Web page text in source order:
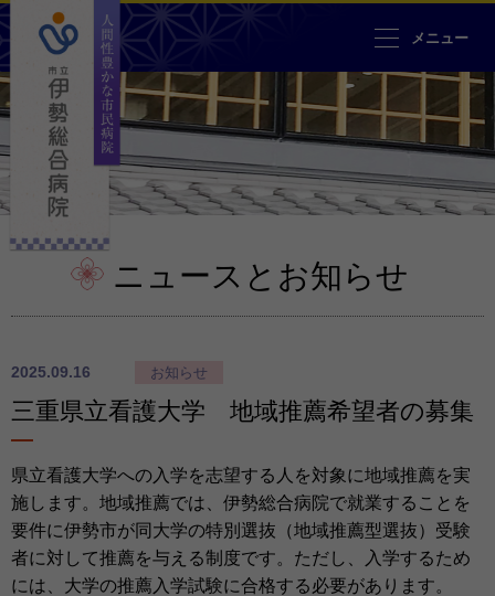
人間性豊かな市民病院 市立伊勢
メニュー
ニュースとお知らせ
2025.09.16 お知らせ
三重県立看護大学 地域推薦希望者の募集
県立看護大学への入学を志望する人を対象に地域推薦を実
施します。地域推薦では、伊勢総合病院で就業することを
要件に伊勢市が同大学の特別選抜（地域推薦型選抜）受験
者に対して推薦を与える制度です。ただし、入学するため
には、大学の推薦入学試験に合格する必要があります。